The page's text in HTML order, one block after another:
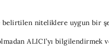
niteliklere uygun bir
ALICI’yı